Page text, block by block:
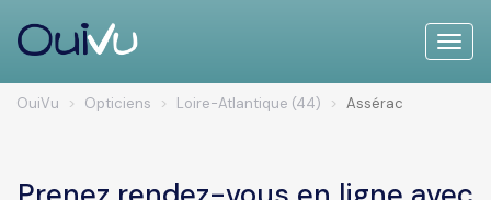
Toggle
OuiVu Opticiens Loire-Atlantique (44) Assérac